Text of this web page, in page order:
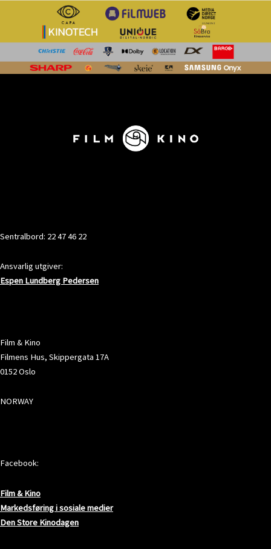
Sentralbord: 22 47 46 22
Ansvarlig utgiver:
Espen Lundberg Pedersen
Film & Kino
Filmens Hus, Skippergata 17A
0152 Oslo
NORWAY
Facebook:
Film & Kino
Markedsføring i sosiale medier
Den Store Kinodagen